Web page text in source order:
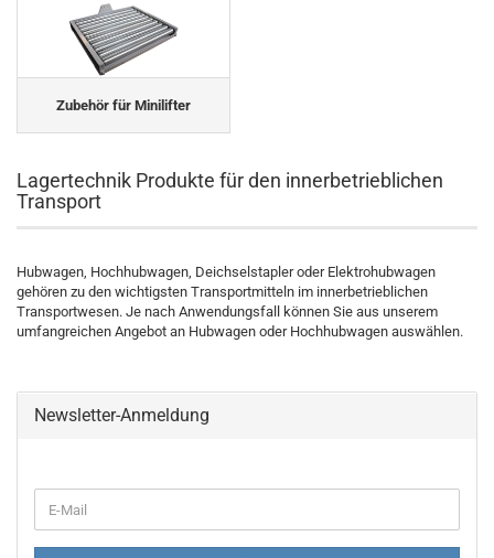
Zubehör für Minilifter
Lagertechnik Produkte für den innerbetrieblichen
Transport
Hubwagen, Hochhubwagen, Deichselstapler oder Elektrohubwagen
gehören zu den wichtigsten Transportmitteln im innerbetrieblichen
Transportwesen. Je nach Anwendungsfall können Sie aus unserem
umfangreichen Angebot an Hubwagen oder Hochhubwagen auswählen.
Newsletter-Anmeldung
ZUR
E-
Mail